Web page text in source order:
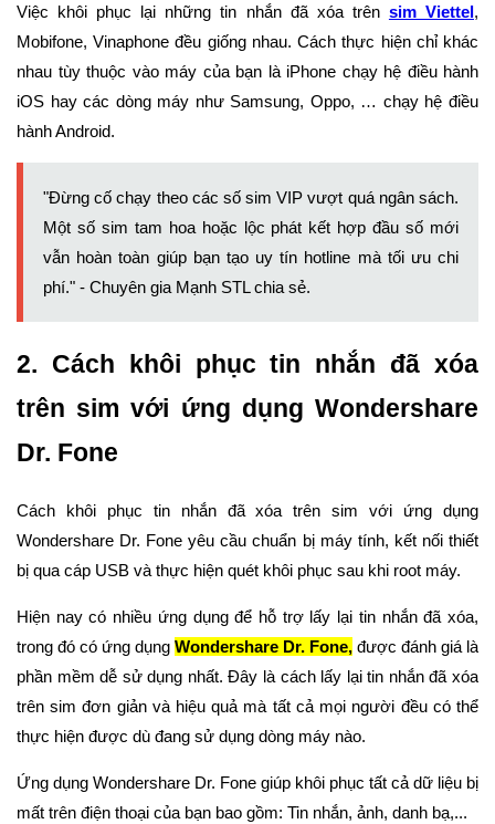
Việc khôi phục lại những tin nhắn đã xóa trên sim Viettel,
Mobifone, Vinaphone đều giống nhau. Cách thực hiện chỉ khác
nhau tùy thuộc vào máy của bạn là iPhone chạy hệ điều hành
iOS hay các dòng máy như Samsung, Oppo, … chạy hệ điều
hành Android.
"Đừng cố chạy theo các số sim VIP vượt quá ngân sách.
Một số sim tam hoa hoặc lộc phát kết hợp đầu số mới
vẫn hoàn toàn giúp bạn tạo uy tín hotline mà tối ưu chi
phí." - Chuyên gia Mạnh STL chia sẻ.
2. Cách khôi phục tin nhắn đã xóa
trên sim với ứng dụng Wondershare
Dr. Fone
Cách khôi phục tin nhắn đã xóa trên sim với ứng dụng
Wondershare Dr. Fone yêu cầu chuẩn bị máy tính, kết nối thiết
bị qua cáp USB và thực hiện quét khôi phục sau khi root máy.
Hiện nay có nhiều ứng dụng để hỗ trợ lấy lại tin nhắn đã xóa,
trong đó có ứng dụng Wondershare Dr. Fone, được đánh giá là
phần mềm dễ sử dụng nhất. Đây là cách lấy lại tin nhắn đã xóa
trên sim đơn giản và hiệu quả mà tất cả mọi người đều có thể
thực hiện được dù đang sử dụng dòng máy nào.
Ứng dụng Wondershare Dr. Fone giúp khôi phục tất cả dữ liệu bị
mất trên điện thoại của bạn bao gồm: Tin nhắn, ảnh, danh bạ,...